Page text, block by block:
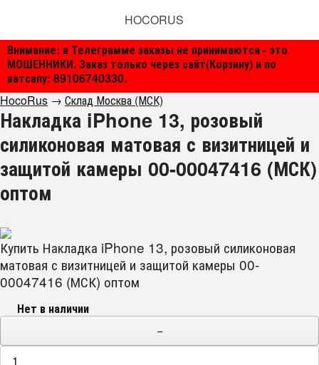
Внимание: в Телеграмме заказы не принимаются - это
МОШЕННИКИ. Заказ только через сайт(Корзину) и по
ватсапу: 89106740330.
HOCORUS
HocoRus → Склад Москва (МСК)
Накладка iPhone 13, розовый
силиконовая матовая с визитницей и
защитой камеры 00-00047416 (МСК)
оптом
Купить Накладка iPhone 13, розовый силиконовая
матовая с визитницей и защитой камеры 00-
00047416 (МСК) оптом
Нет в наличии
−